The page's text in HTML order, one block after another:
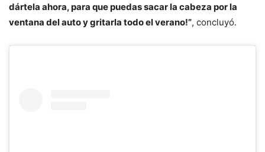
dártela ahora, para que puedas sacar la cabeza por la
ventana del auto y gritarla todo el verano!”, concluyó.